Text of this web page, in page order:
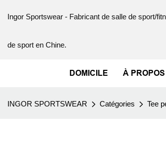
Ingor Sportswear - Fabricant de salle de sport/
de sport en Chine.
DOMICILE À
INGOR SPORTSWEAR Catégories Tee